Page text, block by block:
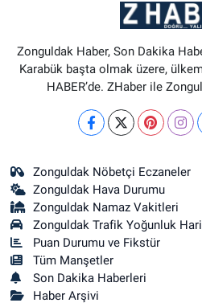
Zonguldak Haber, Son Dakika
Karabük başta olmak üzere,
HABER’de. ZHaber ile
Zonguldak Nöbetçi Eczaneler
Zonguldak Hava Durumu
Zonguldak Namaz Vakitleri
Zonguldak Trafik Yoğunluk
Puan Durumu ve Fikstür
Tüm Manşetler
Son Dakika Haberleri
Haber Arşivi